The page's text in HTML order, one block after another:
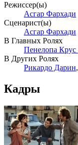
Режиссер(ы)
Асгар Фархади
Сценарист(ы)
Асгар Фархади
В Главных Ролях
Пенелопа Крус
В Других Ролях
Рикардо Дарин,
Кадры